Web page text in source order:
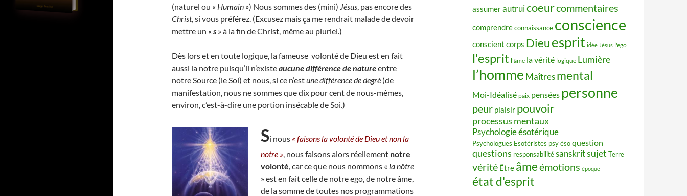
(naturel ou « Humain ») Nous sommes des (mini) Jésus, pas encore des
Christ, si vous préférez. (Excusez mais ça me rendrait malade de devoir
mettre un « s » à la fin de Christ, même au pluriel.)
Dès lors et en toute logique, la fameuse volonté de Dieu est en fait
aussi la notre puisqu’il n’existeaucune différence de natureentre
notre Source (le Soi) et nous, si ce n’estune différence de degré (de
manifestation, nous ne sommes que dix pour cent de nous-mêmes,
environ, c’est-à-dire une portion insécable de Soi.)
Si nous « faisons la volonté de Dieu et non la
notre », nous faisons alors réellement notre
volonté, car ce que nous nommons « la nôtre
» est en fait celle de notre ego, de notre âme,
de la somme de toutes nos programmations
assumerautruicoeurcommentaires
comprendreconnaissance conscience
conscient corps Dieuesprit idée Jésus l'ego
l'esprit l'âme la vérité logique Lumière
l’homme Maîtres mental
Moi-Idéalisé paix pensées personne
peur plaisir pouvoir
processus mentaux
Psychologie ésotérique
Psychologues Esotéristes psy ésoquestion
questions responsabilitésanskritsujet Terre
vérité Être âmeémotions époque
état d'esprit